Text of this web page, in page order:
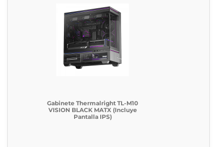
Gabinete Thermalright TL-M10
VISION BLACK MATX (Incluye
Pantalla IPS)